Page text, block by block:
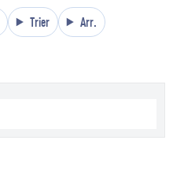
Trier Arr.